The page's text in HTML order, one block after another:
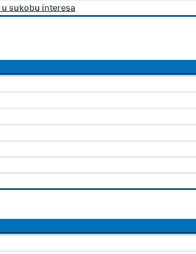
sukobu interesa